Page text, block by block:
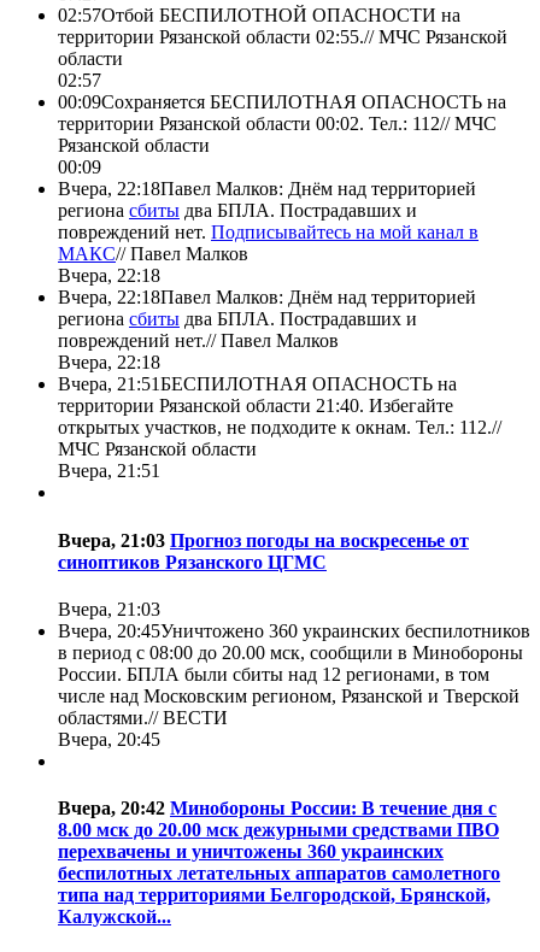
02:57Отбой БЕСПИЛОТНОЙ ОПАСНОСТИ на
территории Рязанской области 02:55.//МЧС Рязанской
области
02:57
00:09Сохраняется БЕСПИЛОТНАЯ ОПАСНОСТЬ на
территории Рязанской области 00:02. Тел.: 112//МЧС
Рязанской области
00:09
Вчера, 22:18Павел Малков: Днём над территорией
региона сбиты два БПЛА. Пострадавших и
повреждений нет. Подписывайтесь на мой канал в
МАКС//Павел Малков
Вчера, 22:18
Вчера, 22:18Павел Малков: Днём над территорией
региона сбиты два БПЛА. Пострадавших и
повреждений нет.//Павел Малков
Вчера, 22:18
Вчера, 21:51БЕСПИЛОТНАЯ ОПАСНОСТЬ на
территории Рязанской области 21:40. Избегайте
открытых участков, не подходите к окнам. Тел.: 112.//
МЧС Рязанской области
Вчера, 21:51
Вчера, 21:03 Прогноз погоды на воскресенье от
синоптиков Рязанского ЦГМС
Вчера, 21:03
Вчера, 20:45Уничтожено 360 украинских беспилотников
в период с 08:00 до 20.00 мск, сообщили в Минобороны
России. БПЛА были сбиты над 12 регионами, в том
числе над Московским регионом, Рязанской и Тверской
областями.//ВЕСТИ
Вчера, 20:45
Вчера, 20:42 Минобороны России: В течение дня с
8.00 мск до 20.00 мск дежурными средствами ПВО
перехвачены и уничтожены 360 украинских
беспилотных летательных аппаратов самолетного
типа над территориями Белгородской, Брянской,
Калужской...